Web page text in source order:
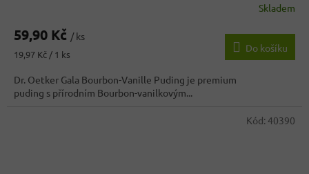
Skladem
59,90 Kč / ks
Měrná
19,97 Kč / 1 ks
Do košíku
Dr. Oetker Gala Bourbon-Vanille Puding je premium
puding s přírodním Bourbon-vanilkovým...
Kód: 40390